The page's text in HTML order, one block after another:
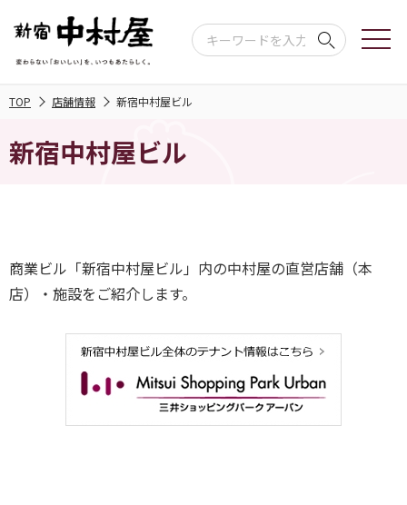
TOP 店舗情報 新宿中村屋ビル
新宿中村屋ビル
商業ビル「新宿中村屋ビル」内の中村屋の直営店舗（本
店）・施設をご紹介します。